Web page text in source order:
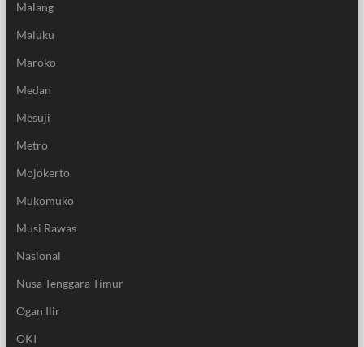
Malang
Maluku
Maroko
Medan
Mesuji
Metro
Mojokerto
Mukomuko
Musi Rawas
Nasional
Nusa Tenggara Timur
Ogan Ilir
OKI